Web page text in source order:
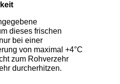
dieses frischen
bei einer
von maximal +4°C
zum Rohverzehr
durcherhitzen.